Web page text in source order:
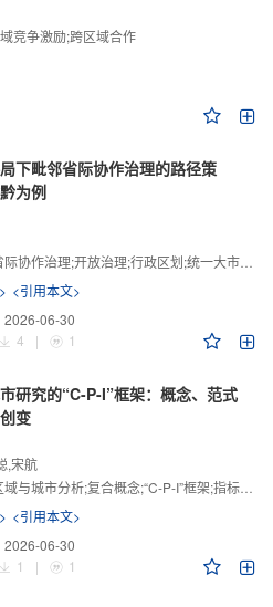
竞争激励;跨区域合作
下毗邻省际协作治理的路径策
为例
协作治理;开放治理;行政区划;统一大市场;新发展格局
<引用本文>
2026-06-30
4 | 1
研究的“C-P-I”框架：概念、范式
变
,宋航
域与城市分析;复合概念;“C-P-I”框架;指标体系
<引用本文>
2026-06-30
1 | 1